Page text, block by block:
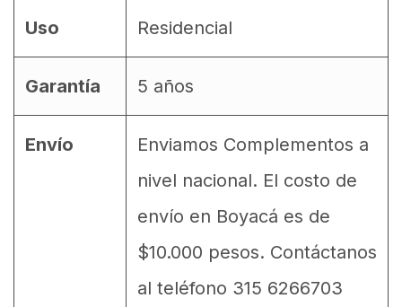
Uso Residencial
Garantía 5 años
Envío
Enviamos Complementos a
nivel nacional. El costo de
envío en Boyacá es de
$10.000 pesos. Contáctanos
al teléfono 315 6266703